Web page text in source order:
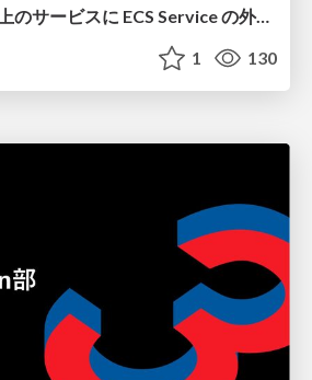
Service Connect 上のサービスに ECS Service の外側から到達できなかった話
1 130